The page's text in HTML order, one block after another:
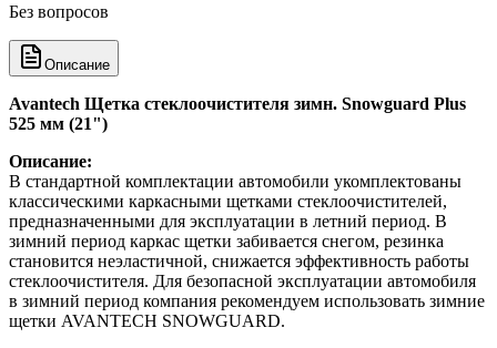
Без вопросов
Описание
Avantech Щетка стеклоочистителя зимн. Snowguard Plus
525 мм (21")
Описание:
В стандартной комплектации автомобили укомплектованы
классическими каркасными щетками стеклоочистителей,
предназначенными для эксплуатации в летний период. В
зимний период каркас щетки забивается снегом, резинка
становится неэластичной, снижается эффективность работы
стеклоочистителя. Для безопасной эксплуатации автомобиля
в зимний период компания рекомендуем использовать зимние
щетки AVANTECH SNOWGUARD.